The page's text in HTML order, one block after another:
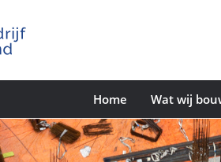
Home Wat wij